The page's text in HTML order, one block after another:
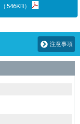
（546KB）
注意事項